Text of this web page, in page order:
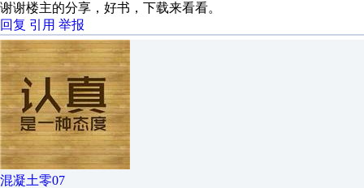
谢谢楼主的分享，好书，下载来看看。
回复 引用 举报
混凝土零07